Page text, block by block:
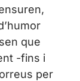
que
-fins i
per